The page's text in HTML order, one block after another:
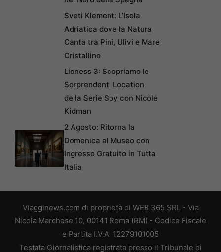
Sveti Klement: L’Isola
Adriatica dove la Natura
Canta tra Pini, Ulivi e Mare
Cristallino
Lioness 3: Scopriamo le
Sorprendenti Location
della Serie Spy con Nicole
Kidman
2 Agosto: Ritorna la
Domenica al Museo con
Ingresso Gratuito in Tutta
Italia
Viagginews.com di proprietà di WEB 365 SRL - Via
Nicola Marchese 10, 00141 Roma (RM) - Codice Fiscale
e Partita I.V.A. 12279101005
Testata Giornalistica registrata presso il Tribunale di